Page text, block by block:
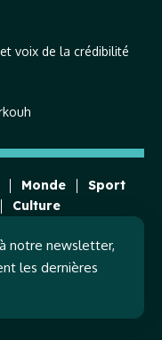
voix de la crédibilité
Monde
Sport
Culture
notre newsletter,
les dernières